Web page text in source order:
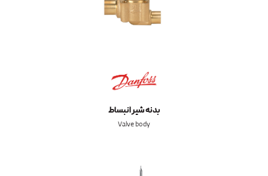
بدنه شیر انبساط
Valve body